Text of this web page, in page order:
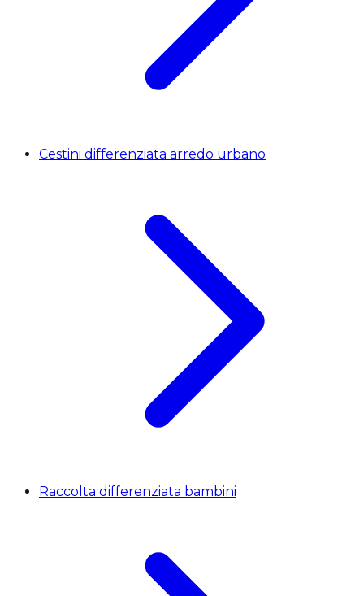
Cestini differenziata arredo urbano
Raccolta differenziata bambini